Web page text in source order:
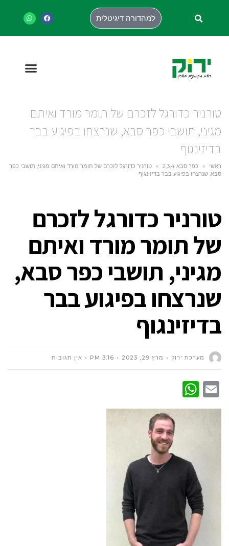
למהדורה דיגיטלית
טורניר כדורגל לזכרם של תומר מורד ואיתם
מגיני, תושבי כפר סבא, שנרצחו בפיגוע בבר
בדיזינגוף
ראשי » כפר סבא 2,3,4 »
טורניר כדורגל לזכרם של תומר מורד ואיתם מגיני, תושבי כפר
סבא, שנרצחו בפיגוע בבר בדיזינגוף
טורניר כדורגל לזכרם
של תומר מורד ואיתם
מגיני, תושבי כפר סבא,
שנרצחו בפיגוע בבר
בדיזינגוף
מערכת ירוק מרץ 29, 2023 3:16 PM אין תגובות
Email